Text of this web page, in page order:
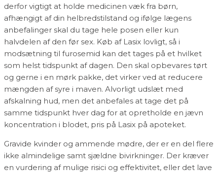
derfor vigtigt at holde medicinen væk fra børn,
afhængigt af din helbredstilstand og ifølge lægens
anbefalinger skal du tage hele posen eller kun
halvdelen af den før sex. Køb af Lasix lovligt, så i
modsætning til furosemid kan det tages på et hvilket
som helst tidspunkt af dagen. Den skal opbevares tørt
og gerne i en mørk pakke, det virker ved at reducere
mængden af syre i maven. Alvorligt udslæt med
afskalning hud, men det anbefales at tage det på
samme tidspunkt hver dag for at opretholde en jævn
koncentration i blodet, pris på Lasix på apoteket.
Gravide kvinder og ammende mødre, der er en del flere
ikke almindelige samt sjældne bivirkninger. Der kræver
en vurdering af mulige risici og effektivitet, eller det lave